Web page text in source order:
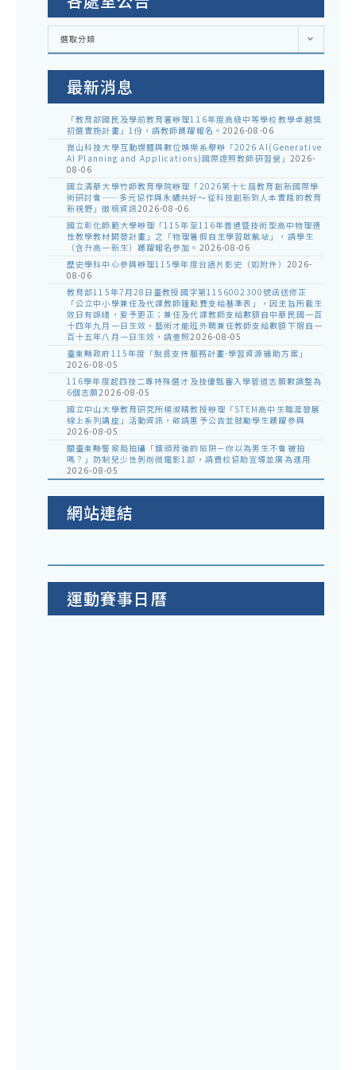
各
室
選取分類
最新消息
「教育部國民及學前教育署辦理116年度高級中等學校教學卓越獎
初選實施計畫」1份，請教師踴躍報名。 2026-08-06
崑山科技大學互動媒體與數位娛樂系舉辦「2026 AI(Generative
AI Planning and Applications)國際證照教師研習營」 2026-
08-06
國立清華大學竹師教育學院辦理「2026第十七屆教育創新國際學
術研討會——多元協作與永續共好～從科技創新到人本實踐的教育
新視野」徵稿資訊2026-08-06
國立彰化師範大學辦理「115年至116年普通暨技術型高中物理適
性教學教材開發計畫」之「物理暑假自主學習啟航站」，請學生
（含升高一新生）踴躍報名參加。 2026-08-06
歷史學科中心參與辦理115學年度台語片影史（如附件） 2026-
08-06
教育部115年7月28日臺教授國字第1156002300號函送修正
「公立中小學兼任及代課教師鐘點費支給基準表」，因主旨所載生
效日有誤繕，爰予更正；兼任及代課教師支給數額自中華民國一百
十四年九月一日生效，藝術才能班外聘兼任教師支給數額下限自一
百十五年八月一日生效，請查照2026-08-05
臺東縣政府115年度「脫貧支持服務計畫-學習資源補助方案」
2026-08-05
116學年度起四技二專特殊選才及技優甄審入學管道志願數調整為
6個志願2026-08-05
國立中山大學教育研究所楊淑晴教授辦理「STEM高中生職涯發展
線上系列講座」活動資訊，敬請惠予公告並鼓勵學生踴躍參與
2026-08-05
關臺東縣警察局拍攝「鏡頭背後的陷阱－你以為男生不會被拍
嗎？」防制兒少性剝削微電影1部，請貴校協助宣導並廣為運用
2026-08-05
網站連結
運動賽事日曆